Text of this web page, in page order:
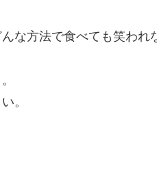
な方法で食べても笑われ
。